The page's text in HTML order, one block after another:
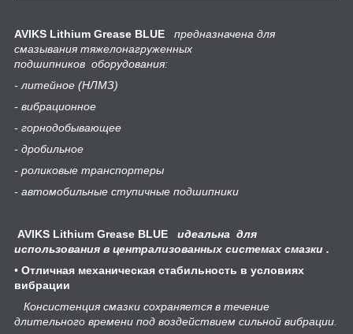
AVIKS Lithium Grease BLUE
предназначена для
смазывания тяжелонагруженных
подшипников оборудования:
- литейное (НЛМЗ)
- вибрационное
- горнодобывающее
- дробильное
- роликовые транспортеры
- автомобильные ступичные подшипники
AVIKS Lithium Grease BLUE
идеальна для
использования в централизованных системах смазки .
• Отличная механическая стабильность в условиях
вибрации
Консистенция смазки сохраняется в течение
длительного времени под воздействием сильной вибрации.